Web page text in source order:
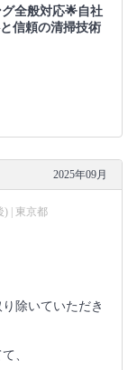
全般対応🌟自社
信頼の清掃技術
2025年09月
) | 東京都
除いていただき
、